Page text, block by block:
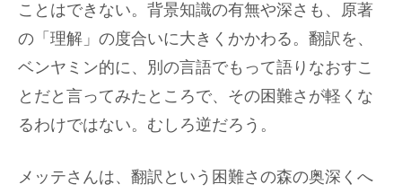
ことはできない。背景知識の有無や深さも、原著
の「理解」の度合いに大きくかかわる。翻訳を、
ベンヤミン的に、別の言語でもって語りなおすこ
とだと言ってみたところで、その困難さが軽くな
るわけではない。むしろ逆だろう。
メッテさんは、翻訳という困難さの森の奥深くへ